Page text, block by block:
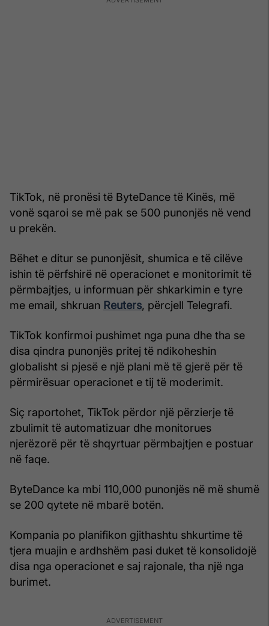
TikTok, në pronësi të ByteDance të Kinës, më
vonë sqaroi se më pak se 500 punonjës në vend
u prekën.
Bëhet e ditur se punonjësit, shumica e të cilëve
ishin të përfshirë në operacionet e monitorimit të
përmbajtjes, u informuan për shkarkimin e tyre
me email, shkruan Reuters, përcjell Telegrafi.
TikTok konfirmoi pushimet nga puna dhe tha se
disa qindra punonjës pritej të ndikoheshin
globalisht si pjesë e një plani më të gjerë për të
përmirësuar operacionet e tij të moderimit.
Siç raportohet, TikTok përdor një përzierje të
zbulimit të automatizuar dhe monitorues
njerëzorë për të shqyrtuar përmbajtjen e postuar
në faqe.
ByteDance ka mbi 110,000 punonjës në më shumë
se 200 qytete në mbarë botën.
Kompania po planifikon gjithashtu shkurtime të
tjera muajin e ardhshëm pasi duket të konsolidojë
disa nga operacionet e saj rajonale, tha një nga
burimet.